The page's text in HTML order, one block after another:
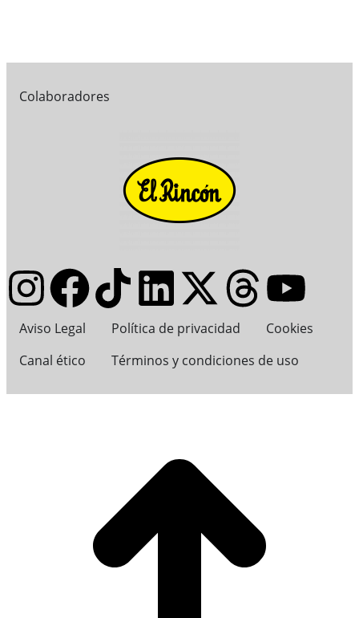
Colaboradores
Aviso Legal Política de privacidad
Cookies
Canal ético
Términos y condiciones de uso